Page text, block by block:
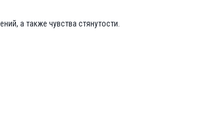
а также чувства стянутости.